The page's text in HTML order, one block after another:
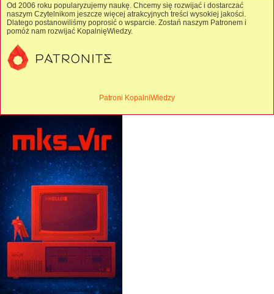
Od 2006 roku popularyzujemy naukę. Chcemy się rozwijać i dostarczać
naszym Czytelnikom jeszcze więcej atrakcyjnych treści wysokiej jakości.
Dlatego postanowiliśmy poprosić o wsparcie. Zostań naszym Patronem i
pomóż nam rozwijać KopalnięWiedzy.
Patroni KopalniWiedzy